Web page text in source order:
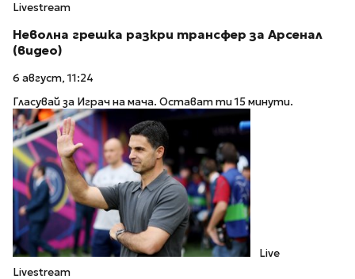
Livestream
Неволна грешка разкри трансфер за Арсенал
(видео)
6 август, 11:24
Гласувай за Играч на мача. Остават ти 15 минути.
Live
Livestream